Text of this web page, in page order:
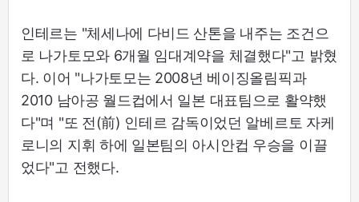
인테르는 "체세나에 다비드 산톤을 내주는 조건으
로 나가토모와 6개월 임대계약을 체결했다"고 밝혔
다. 이어 "나가토모는 2008년 베이징올림픽과
2010 남아공 월드컵에서 일본 대표팀으로 활약했
다"며 "또 전(前) 인테르 감독이었던 알베르토 자케
로니의 지휘 하에 일본팀의 아시안컵 우승을 이끌
었다"고 전했다.